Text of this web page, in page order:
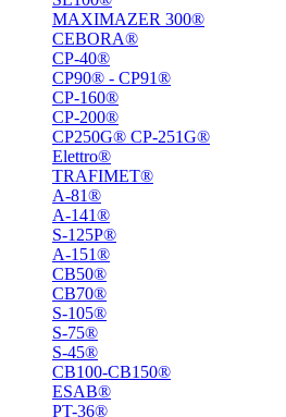
MAXIMAZER 300®
CEBORA®
CP-40®
CP90® - СP91®
CP-160®
CP-200®
CP250G® CP-251G®
Elettro®
TRAFIMET®
A-81®
A-141®
S-125P®
A-151®
СВ50®
СВ70®
S-105®
S-75®
S-45®
СВ100-СВ150®
ESAB®
PT-36®